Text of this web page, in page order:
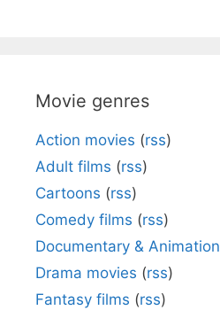
Movie genres
Action movies (rss)
Adult films (rss)
Cartoons (rss)
Comedy films (rss)
Documentary & Animation
Drama movies (rss)
Fantasy films (rss)